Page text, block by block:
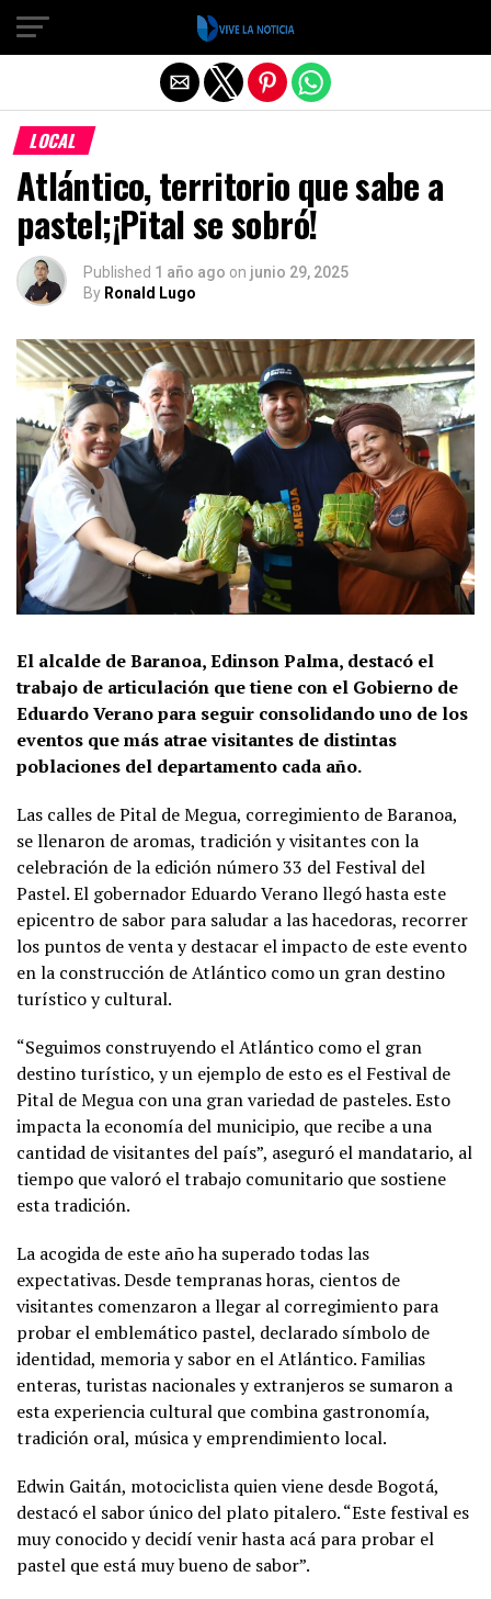
LOCAL
Atlántico, territorio que sabe a
pastel;¡Pital se sobró!
Published 1 año ago on junio 29, 2025
By Ronald Lugo
El alcalde de Baranoa, Edinson Palma, destacó el
trabajo de articulación que tiene con el Gobierno de
Eduardo Verano para seguir consolidando uno de los
eventos que más atrae visitantes de distintas
poblaciones del departamento cada año.
Las calles de Pital de Megua, corregimiento de Baranoa,
se llenaron de aromas, tradición y visitantes con la
celebración de la edición número 33 del Festival del
Pastel. El gobernador Eduardo Verano llegó hasta este
epicentro de sabor para saludar a las hacedoras, recorrer
los puntos de venta y destacar el impacto de este evento
en la construcción de Atlántico como un gran destino
turístico y cultural.
“Seguimos construyendo el Atlántico como el gran
destino turístico, y un ejemplo de esto es el Festival de
Pital de Megua con una gran variedad de pasteles. Esto
impacta la economía del municipio, que recibe a una
cantidad de visitantes del país”, aseguró el mandatario, al
tiempo que valoró el trabajo comunitario que sostiene
esta tradición.
La acogida de este año ha superado todas las
expectativas. Desde tempranas horas, cientos de
visitantes comenzaron a llegar al corregimiento para
probar el emblemático pastel, declarado símbolo de
identidad, memoria y sabor en el Atlántico. Familias
enteras, turistas nacionales y extranjeros se sumaron a
esta experiencia cultural que combina gastronomía,
tradición oral, música y emprendimiento local.
Edwin Gaitán, motociclista quien viene desde Bogotá,
destacó el sabor único del plato pitalero. “Este festival es
muy conocido y decidí venir hasta acá para probar el
pastel que está muy bueno de sabor”.
Salir de la versión móvil